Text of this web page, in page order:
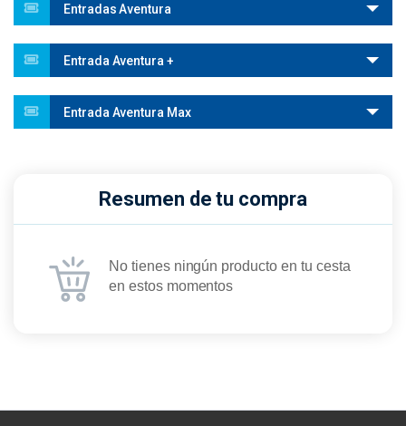
Entradas Aventura
Entrada Aventura +
Entrada Aventura Max
Resumen de tu compra
No tienes ningún producto en tu cesta
en estos momentos